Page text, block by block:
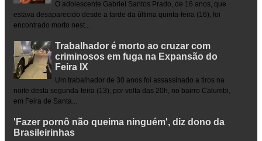
O adolescente Gabriel Santos Prado, de 16 anos, que
estava desaparecido desde a tarde da última quinta-feira (16), foi
encontrado morto nest...
Trabalhador é morto ao cruzar com
criminosos em fuga na Expansão do
Feira IX
Um trabalhador de 30 anos foi assassinado a tiros na
noite desta segunda-feira (13), por volta das 20h, no bairro Calumbi,
em Feira de Santa...
'Fazer pornô não queima ninguém', diz dono da
Brasileirinhas